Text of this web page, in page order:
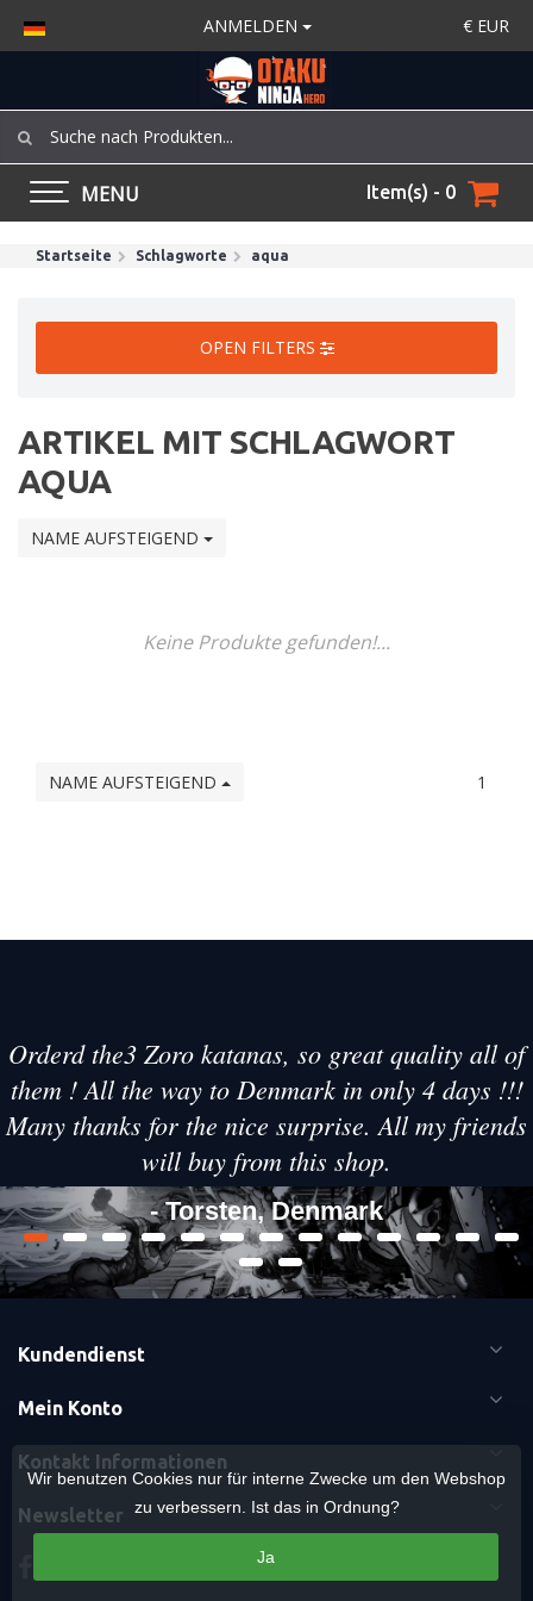
ANMELDEN € EUR
MENU Item(s) - 0
Startseite Schlagworte aqua
OPEN FILTERS
ARTIKEL MIT SCHLAGWORT
AQUA
NAME AUFSTEIGEND
Keine Produkte gefunden!...
NAME AUFSTEIGEND 1
Orderd the3 Zoro katanas, so great quality all of
them ! All the way to Denmark in only 4 days !!!
Many thanks for the nice surprise. All my friends
will buy from this shop.
- Torsten, Denmark
Kundendienst
Mein Konto
Kontakt Informationen
Newsletter
Wir benutzen Cookies nur für interne Zwecke um den Webshop
zu verbessern. Ist das in Ordnung?
Ja